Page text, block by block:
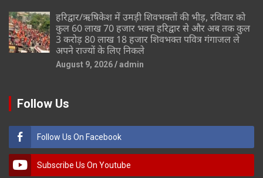
हरिद्वार/ऋषिकेश में उमड़ी शिवभक्तों की भीड़, रविवार को
कुल 60 लाख 70 हजार भक्त हरिद्वार से और अब तक कुल
3 करोड़ 80 लाख 18 हजार शिवभक्त पवित्र गंगाजल ले
अपने राज्यों के लिए निकले
August 9, 2026 admin
Follow Us
Follow Us On Facebook
Subscribe Us On Youtube